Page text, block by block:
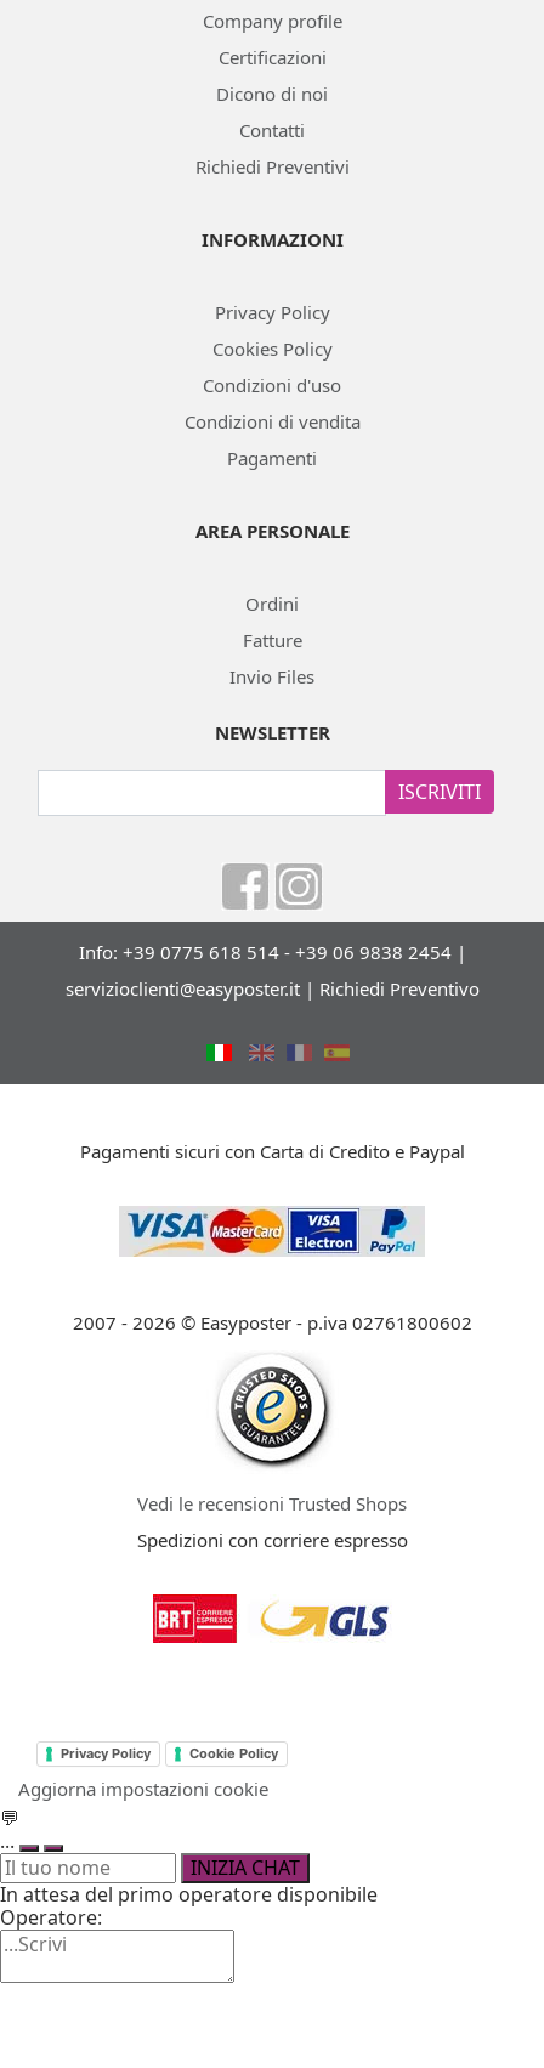
Company profile
Certificazioni
Dicono di noi
Contatti
Richiedi Preventivi
INFORMAZIONI
Privacy Policy
Cookies Policy
Condizioni d'uso
Condizioni di vendita
Pagamenti
AREA PERSONALE
Ordini
Fatture
Invio Files
NEWSLETTER
ISCRIVITI
Info: +39 0775 618 514 - +39 06 9838 2454 |
servizioclienti@easyposter.it| Richiedi Preventivo
Pagamenti sicuri con Carta di Credito e Paypal
2007 - 2026 © Easyposter - p.iva 02761800602
Vedi le recensioni Trusted Shops
Spedizioni con corriere espresso
Privacy Policy Cookie Policy
Aggiorna impostazioni cookie
💬
...
INIZIA CHAT
In attesa del primo operatore disponibile
Operatore: